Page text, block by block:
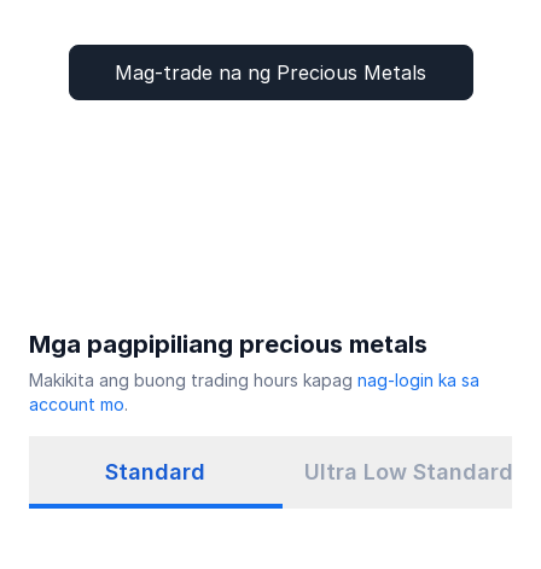
Mag-trade na ng Precious Metals
Mga pagpipiliang precious metals
Makikita ang buong trading hours kapag nag-login ka sa
account mo.
Standard Ultra Low Standard